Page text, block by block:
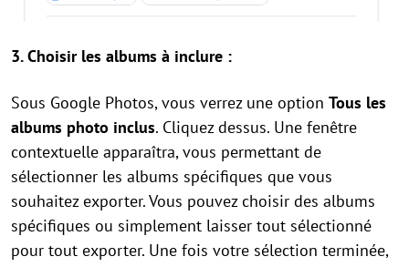
3. Choisir les albums à inclure :
Sous Google Photos, vous verrez une option Tous les
albums photo inclus. Cliquez dessus. Une fenêtre
contextuelle apparaîtra, vous permettant de
sélectionner les albums spécifiques que vous
souhaitez exporter. Vous pouvez choisir des albums
spécifiques ou simplement laisser tout sélectionné
pour tout exporter. Une fois votre sélection terminée,